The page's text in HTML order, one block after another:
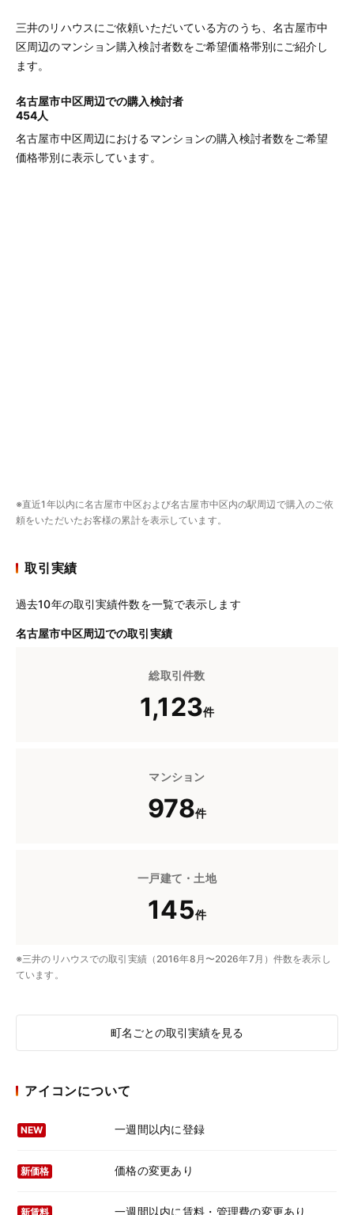
三井のリハウスにご依頼いただいている方のうち、名古屋市中
区周辺のマンション購入検討者数をご希望価格帯別にご紹介し
ます。
名古屋市中区周辺での購入検討者
454人
名古屋市中区周辺におけるマンションの購入検討者数をご希望
価格帯別に表示しています。
※直近1年以内に名古屋市中区および名古屋市中区内の駅周辺で購入のご依
頼をいただいたお客様の累計を表示しています。
取引実績
過去10年の取引実績件数を一覧で表示します
名古屋市中区周辺での取引実績
総取引件数
1,123件
マンション
978件
一戸建て・土地
145件
※三井のリハウスでの取引実績（2016年8月〜2026年7月）件数を表示し
ています。
町名ごとの取引実績を見る
アイコンについて
NEW 一週間以内に登録
新価格 価格の変更あり
新賃料 一週間以内に賃料・管理費の変更あり